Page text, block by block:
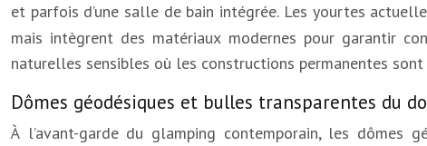
et parfois d’une salle de bain intégrée. Les yourtes
mais intègrent des matériaux modernes pour garantir
naturelles sensibles où les constructions permanentes
Dômes géodésiques et bulles transparentes du
À l’avant-garde du glamping contemporain, les dômes